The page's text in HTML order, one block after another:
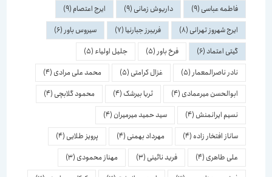
فاطمه عباسی(9) داریوش زمانی(9) ایرج اعتصام(9)
ایرج شهروز تهرانی(8) فریبرز جبارنیا(7) سیروس باور (6)
گیتی اعتماد(6) فرخ باور (5) جلیل اولیاء(5)
نادر ناصرالمعمار(5) غزال کرامتی(5) محمد علی مرادی(4)
ابوالحسن میرعمادی(4) ثریا بیرشک(4) محمود گلابچی(4)
نسیم ایرانمنش(4) سید حمید میرمیران(4)
ساناز افتخار زاده(4) مهرداد بهمنی(4) پرویز طلایی(4)
علی طاهری(4) فرید نائینی(3) مهناز محمودی(3)